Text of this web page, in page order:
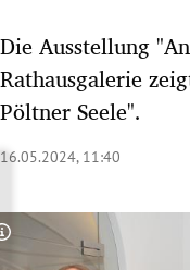
Untermenü
Untermenü
Untermenü
Die Ausstellung
Rathausgalerie
Pöltner Seele".
16.05.2024, 11:40
Copyright-Hinweis